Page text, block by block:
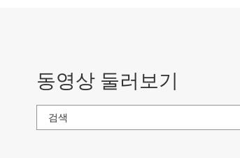
동영상 둘러보기